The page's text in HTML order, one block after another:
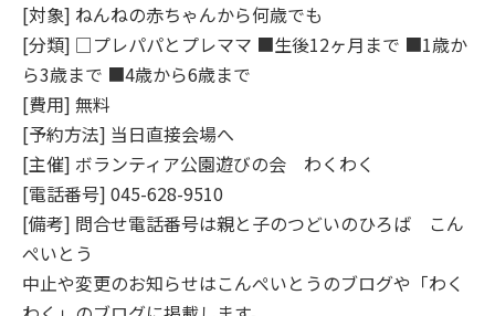
[対象] ねんねの赤ちゃんから何歳でも
[分類] □プレパパとプレママ ■生後12ヶ月まで ■1歳か
ら3歳まで ■4歳から6歳まで
[費用] 無料
[予約方法] 当日直接会場へ
[主催] ボランティア公園遊びの会 わくわく
[電話番号] 045-628-9510
[備考] 問合せ電話番号は親と子のつどいのひろば こん
ぺいとう
中止や変更のお知らせはこんぺいとうのブログや「わく